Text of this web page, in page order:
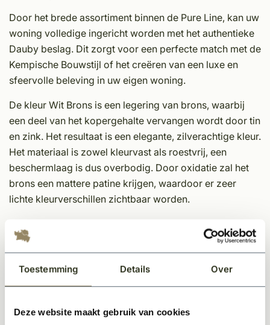
Toestemming Details Over
Deze website maakt gebruik van cookies
Door het brede assortiment binnen de Pure Line, kan uw
woning volledige ingericht worden met het authentieke
Dauby beslag. Dit zorgt voor een perfecte match met de
Kempische Bouwstijl of het creëren van een luxe en
sfeervolle beleving in uw eigen woning.
De kleur Wit Brons is een legering van brons, waarbij
een deel van het kopergehalte vervangen wordt door tin
en zink. Het resultaat is een elegante, zilverachtige kleur.
Het materiaal is zowel kleurvast als roestvrij, een
beschermlaag is dus overbodig. Door oxidatie zal het
brons een mattere patine krijgen, waardoor er zeer
lichte kleurverschillen zichtbaar worden.
Tijdloos
Onderhoudsvriendelijk materiaal